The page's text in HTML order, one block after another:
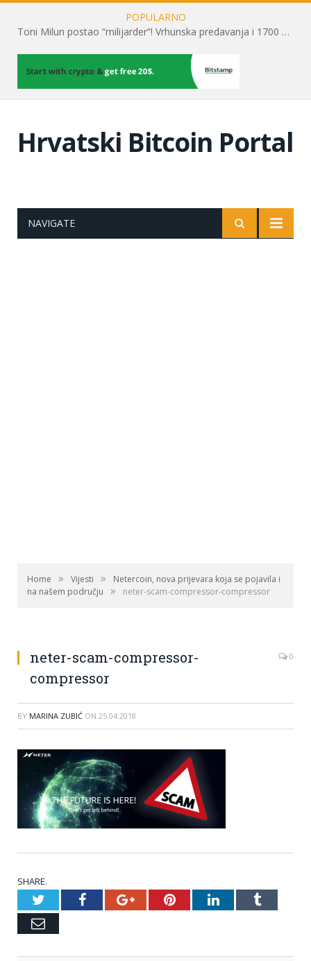
POPULARNO
Toni Milun postao “milijarder”! Vrhunska predavanja i 1700 posjetitelja obilježili su mjesec financijske pismenosti
Hrvatski Bitcoin Portal
NAVIGATE
Home » Vijesti »
Netercoin, nova prijevara koja se pojavila i
na našem području
» neter-scam-compressor-compressor
neter-scam-compressor-
compressor
0
BY MARINA ZUBIĆ ON 25.04.2018
SHARE.
TwitterFacebookGoogle+PinterestLinkedInTumblr
Email